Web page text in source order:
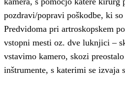
pozdravi/popravi poškodbe, ki
Predvidoma pri artroskopskem
vstopni mesti oz. dve luknjici –
vstavimo kamero, skozi
inštrumente, s katerimi se izvaja